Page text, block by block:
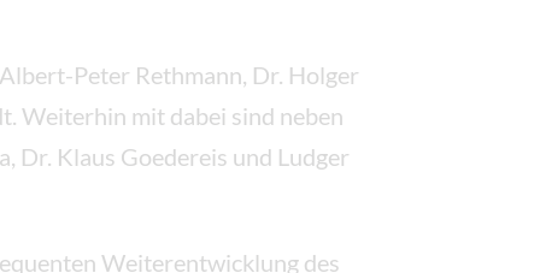
Peter Rethmann, Dr. Holger
Weiterhin mit dabei sind neben
Dr. Klaus Goedereis und Ludger
Weiterentwicklung des